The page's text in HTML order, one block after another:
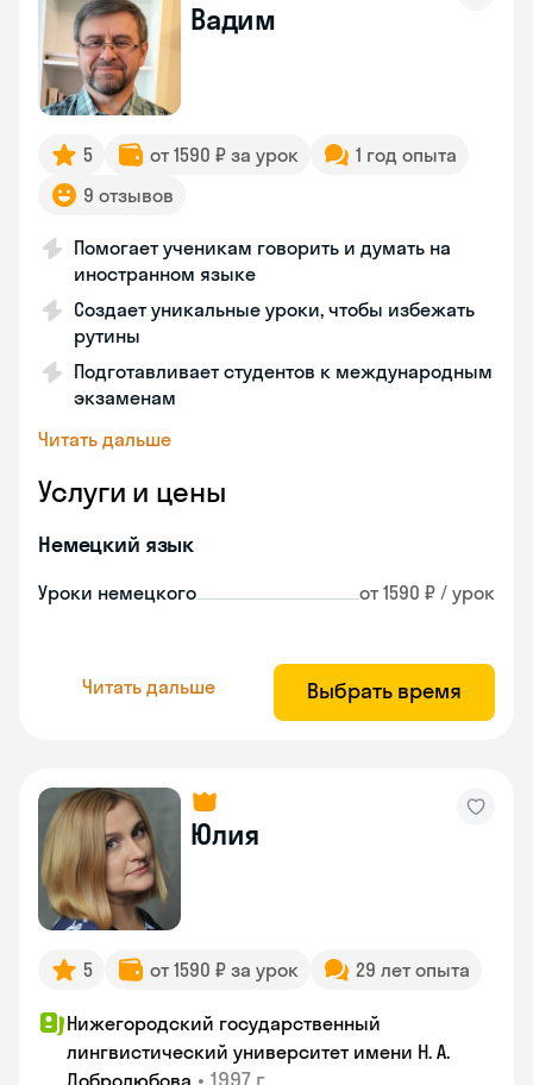
Вадим
5 от 1590 ₽ за урок
1 год опыта
9 отзывов
Помогает ученикам говорить и думать на
иностранном языке
Создает уникальные уроки, чтобы избежать
рутины
Подготавливает студентов к международным
экзаменам
Читать дальше
Услуги и цены
Немецкий язык
Уроки немецкого от 1590 ₽ / урок
Читать дальше Выбрать время
Юлия
5 от 1590 ₽ за урок 29 лет опыта
Нижегородский государственный
лингвистический университет имени Н. А.
Добролюбова